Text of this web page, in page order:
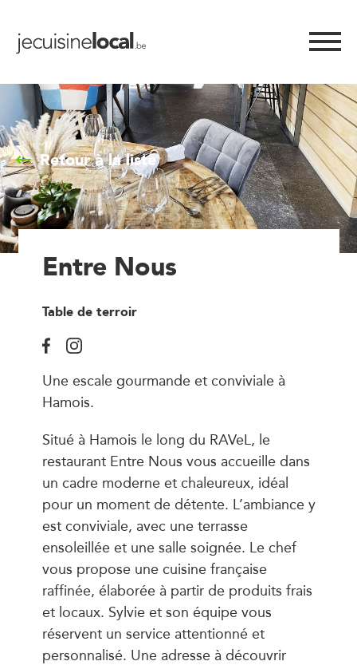
Retour à la liste
Entre Nous
Table de terroir
Une escale gourmande et conviviale à
Hamois.
Situé à Hamois le long du RAVeL, le
restaurant Entre Nous vous accueille dans
un cadre moderne et chaleureux, idéal
pour un moment de détente. L’ambiance y
est conviviale, avec une terrasse
ensoleillée et une salle soignée. Le chef
vous propose une cuisine française
raffinée, élaborée à partir de produits frais
et locaux. Sylvie et son équipe vous
réservent un service attentionné et
personnalisé. Une adresse à découvrir